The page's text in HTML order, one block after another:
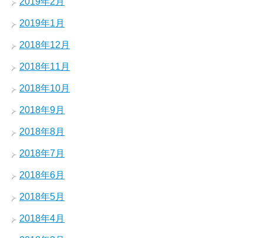
2019年1月
2018年12月
2018年11月
2018年10月
2018年9月
2018年8月
2018年7月
2018年6月
2018年5月
2018年4月